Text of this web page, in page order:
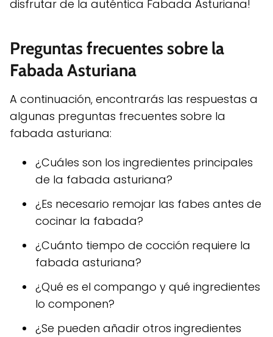
disfrutar de la auténtica Fabada Asturiana!
Preguntas frecuentes sobre la
Fabada Asturiana
A continuación, encontrarás las respuestas a
algunas preguntas frecuentes sobre la
fabada asturiana:
¿Cuáles son los ingredientes principales
de la fabada asturiana?
¿Es necesario remojar las fabes antes de
cocinar la fabada?
¿Cuánto tiempo de cocción requiere la
fabada asturiana?
¿Qué es el compango y qué ingredientes
lo componen?
¿Se pueden añadir otros ingredientes